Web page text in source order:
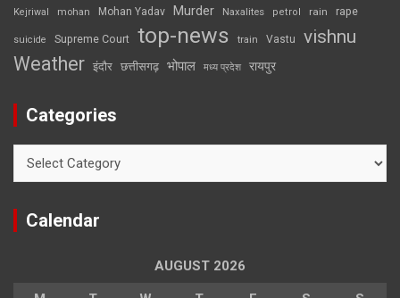
Kejriwal mohan Mohan Yadav Murder Naxalites petrol rain rape
suicide Supreme Court top-news train Vastu vishnu
Weather इंदौर छत्तीसगढ़ भोपाल मध्य प्रदेश रायपुर
Categories
Calendar
AUGUST 2026